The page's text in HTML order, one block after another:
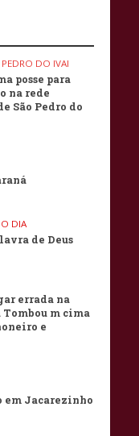
DO IVAI
posse para
na rede
São Pedro do
DIA
de Deus
errada na
m cima
e
em Jacarezinho